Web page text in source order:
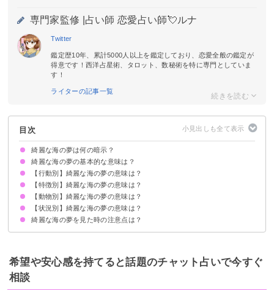
専門家監修 | 占い師 恋愛占い師💘ルナ
Twitter
鑑定歴10年、累計5000人以上を鑑定しており、恋愛全般の鑑定が
得意です！西洋占星術、タロット、数秘術を特に専門としていま
す！
ライターの記事一覧
目次
綺麗な海の夢は何の暗示？
綺麗な海の夢の基本的な意味は？
①安定した精神状態である暗示
②運気上昇の暗示
状況によって意味が決まる
【行動別】綺麗な海の夢の意味は？
綺麗な海で泳ぐ夢【吉夢】
綺麗な海の写真を撮る夢【吉夢】
綺麗な海を見下ろす夢【警告夢】
綺麗な海で釣りをする夢【吉夢】
綺麗な海でサーフィンをする夢【吉夢】
綺麗な海に浮かぶ夢【警告夢】
綺麗な海に飛び込む夢【吉夢】
【特徴別】綺麗な海の夢の意味は？
綺麗なエメラルドグリーンの海の夢【吉夢】
キラキラ輝く綺麗な海の夢【吉夢】
青く綺麗な海の夢【吉夢】
満潮時の綺麗な海の夢【吉夢】
【動物別】綺麗な海の夢の意味は？
綺麗な海に魚がいる夢【吉夢】
綺麗な海にイルカがいる夢【吉夢】
綺麗な海にサメがいる夢【警告夢】
綺麗な海にカメがいる夢【吉夢】
【状況別】綺麗な海の夢の意味は？
綺麗な海の砂浜にいる夢【吉夢】
綺麗な海で溺れる夢【警告夢】
綺麗な海で助けられる夢【警告夢】
綺麗な海を進む船に乗っている夢【吉夢】
綺麗な海の夢を見た時の注意点は？
吉夢なら人に話さない
希望や安心感を持てると話題のチャット占いで今すぐ
相談